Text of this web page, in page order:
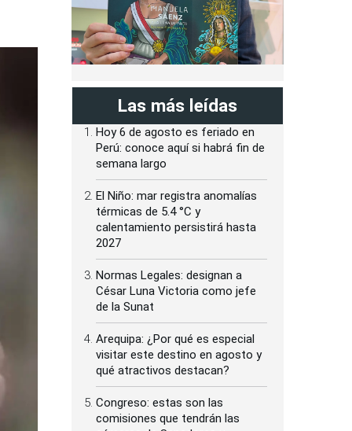
Las más leídas
Hoy 6 de agosto es feriado en
Perú: conoce aquí si habrá fin de
semana largo
El Niño: mar registra anomalías
térmicas de 5.4 °C y
calentamiento persistirá hasta
2027
Normas Legales: designan a
César Luna Victoria como jefe
de la Sunat
Arequipa: ¿Por qué es especial
visitar este destino en agosto y
qué atractivos destacan?
Congreso: estas son las
comisiones que tendrán las